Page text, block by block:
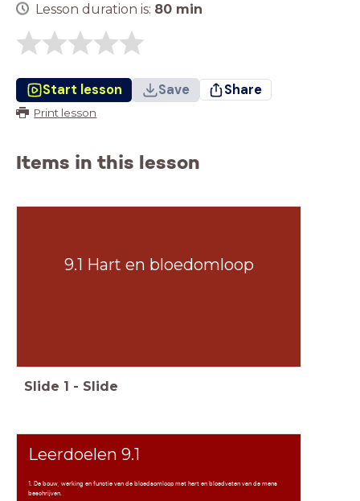
Lesson duration is: 80 min
Start lesson Save Share
Print lesson
Items in this lesson
9.1 Hart en bloedomloop
Slide 1 - Slide
Leerdoelen 9.1
1. De bouw, werking en functie van de bloedsomloop met hart en bloedvaten van de mens
beschrijven.